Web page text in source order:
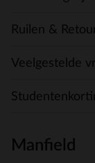
Ruilen &
Veelgestelde
Manfield